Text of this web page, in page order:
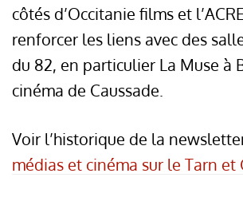
côtés d’Occitanie films et
renforcer les liens avec des
du 82, en particulier La Muse à
cinéma de Caussade.
Voir l’historique de la
médias et cinéma sur le Tarn et